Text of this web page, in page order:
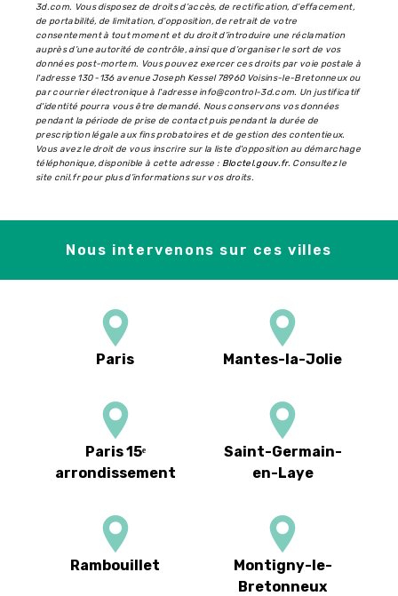
3d.com. Vous disposez de droits d’accès, de rectification, d’effacement,
de portabilité, de limitation, d’opposition, de retrait de votre
consentement à tout moment et du droit d’introduire une réclamation
auprès d’une autorité de contrôle, ainsi que d’organiser le sort de vos
données post-mortem. Vous pouvez exercer ces droits par voie postale à
l'adresse 130 -136 avenue Joseph Kessel 78960 Voisins-le-Bretonneux ou
par courrier électronique à l'adresse info@control-3d.com. Un justificatif
d'identité pourra vous être demandé. Nous conservons vos données
pendant la période de prise de contact puis pendant la durée de
prescription légale aux fins probatoires et de gestion des contentieux.
Vous avez le droit de vous inscrire sur la liste d'opposition au démarchage
téléphonique, disponible à cette adresse : Bloctel.gouv.fr. Consultez le
site cnil.fr pour plus d’informations sur vos droits.
Nous intervenons sur ces villes
Paris Mantes-la-Jolie
Paris 15ᵉ
arrondissement
Saint-Germain-
en-Laye
Rambouillet
Montigny-le-
Bretonneux